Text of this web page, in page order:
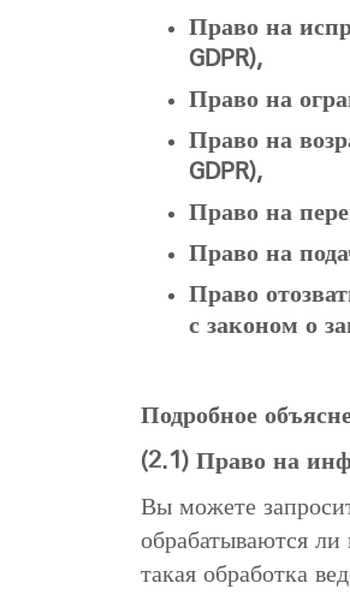
Право на
GDPR),
Право на
Право на
GDPR),
Право на
Право на
Право
с законом о
Подробное
(2.1) Право на
Вы можете
обрабатываются
такая обработка